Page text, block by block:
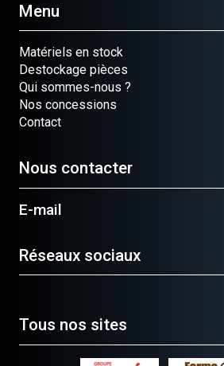
Menu
Matériels en stock
Destockage pièces
Qui sommes-nous ?
Nos concessions
Contact
Nous contacter
E-mail
Réseaux sociaux
Tous nos sites